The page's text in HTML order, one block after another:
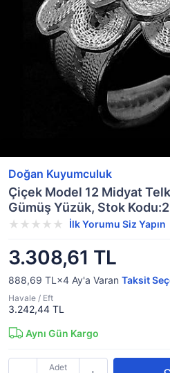
Doğan Kuyumculuk
Çiçek Model 12 Midyat
Gümüş Yüzük, Stok
İlk Yorumu Siz Yapın
3.308,61 TL
888,69 TL×4 Ay'a Varan Taksit
Havale / Eft
3.242,44 TL
Aynı Gün Kargo
Adet